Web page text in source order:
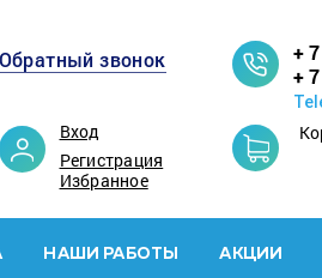
Обратный звонок
Вход
Регистрация
Избранное
+
+
НАШИ РАБОТЫ АКЦИИ